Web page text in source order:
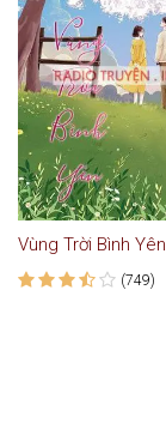
Vùng Trời Bình Yên
(749)